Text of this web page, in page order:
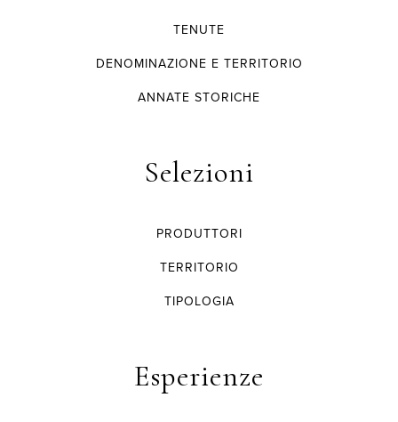
TENUTE
DENOMINAZIONE E TERRITORIO
ANNATE STORICHE
Selezioni
PRODUTTORI
TERRITORIO
TIPOLOGIA
Esperienze